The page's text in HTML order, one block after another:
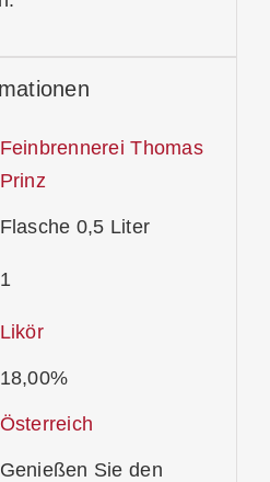
Feinbrennerei Thomas
Prinz
Flasche 0,5 Liter
1
Likör
18,00%
Österreich
Genießen Sie den